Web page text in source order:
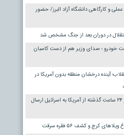
و کارگاهی دانشگاه آزاد البرز/ حضور
در دوران بعد از جنگ مشخص شد
خودرو ؛ صدای وزیر هم از دست کاسبان
آینده درخشان منطقه بدون آمریکا در
۶۵۰۰ تُن سلاح در ۲۴ ساعت گذشته از آمریکا به اسرائیل ارسال
کرج و کشف ۵۶ فقره سرقت